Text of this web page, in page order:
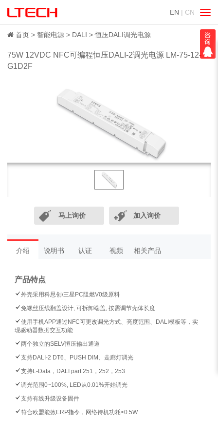
EN | CN
切
换
导
航
首页 智能电源 DALI 恒压DALI调光电源
75W 12VDC NFC可编程恒压DALI-2调光电源 LM-75-12-
G1D2F
马上询价 加入询价
介绍 说明书 认证 视频 相关产品
产品特点
外壳采用科思创/三星PC阻燃V0级原料
免螺丝压线翻盖设计, 可拆卸端盖, 按需调节壳体长度
使用手机APP通过NFC可更改调光方式、亮度范围、DALI模板等，实
现驱动器数据交互功能
两个独立的SELV恒压输出通道
支持DALI-2 DT6、PUSH DIM、走廊灯调光
支持L-Data，DALI part 251，252，253
调光范围0~100%, LED从0.01%开始调光
支持有线升级设备固件
符合欧盟能效ERP指令，网络待机功耗<0.5W